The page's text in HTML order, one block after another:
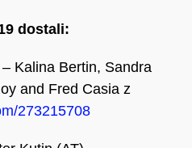
dostali:
Kalina Bertin, Sandra
and Fred Casia z
273215708